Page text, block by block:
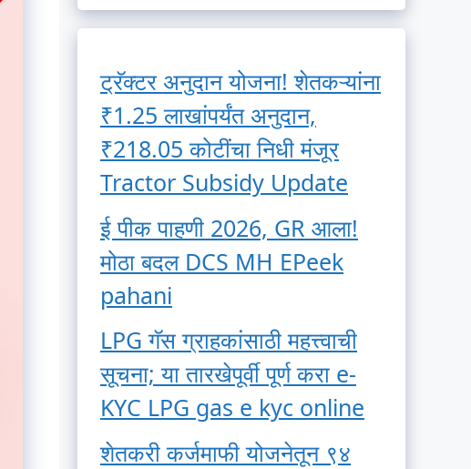
ट्रॅक्टर अनुदान योजना! शेतकऱ्यांना
₹1.25 लाखांपर्यंत अनुदान,
₹218.05 कोटींचा निधी मंजूर
Tractor Subsidy Update
ई पीक पाहणी 2026, GR आला!
मोठा बदल DCS MH EPeek
pahani
LPG गॅस ग्राहकांसाठी महत्त्वाची
सूचना; या तारखेपूर्वी पूर्ण करा e-
KYC LPG gas e kyc online
शेतकरी कर्जमाफी योजनेतून ९४